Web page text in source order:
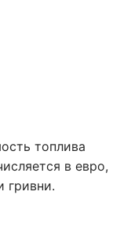
топлива
в евро,
гривни.